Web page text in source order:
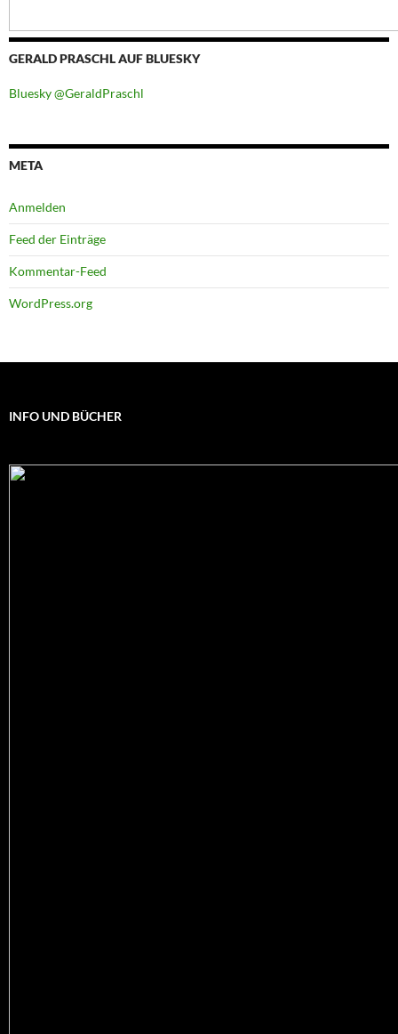
GERALD PRASCHL AUF BLUESKY
Bluesky @GeraldPraschl
META
Anmelden
Feed der Einträge
Kommentar-Feed
WordPress.org
INFO UND BÜCHER